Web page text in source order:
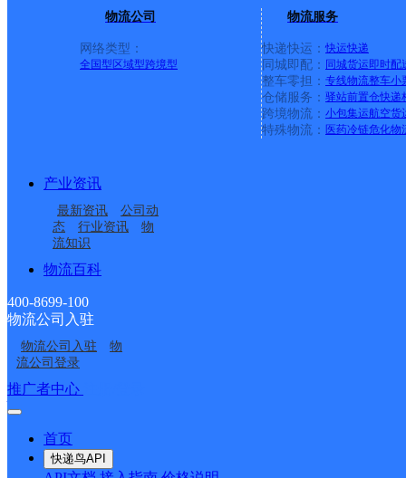
物流公司
网络类型：
全国型 区域型跨境型
物流服务
快递快运： 快运快递
同城即配： 同城货运即时配
整车零担： 专线物流整车小
仓储服务： 驿站前置仓快递
跨境物流： 小包集运航空货
特殊物流： 医药冷链危化物
产业资讯
最新资讯
公司动
态
行业资讯
物
流知识
物流百科
400-8699-100
物流公司入驻
物流公司入驻
物
流公司登录
推广者中心
首页
快递鸟API
邮政国内 更多号码地址
官道邮政所
邮政国内
派送范围:-
佛子庄邮政所
邮政国内 更多号码